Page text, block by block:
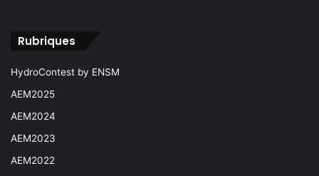
Rubriques
HydroContest by ENSM
AEM2025
AEM2024
AEM2023
AEM2022